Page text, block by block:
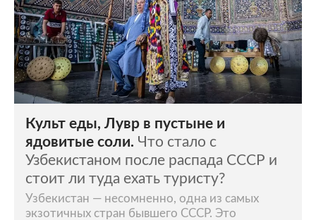
Культ еды, Лувр в пустыне и
ядовитые соли. Что стало с
Узбекистаном после распада СССР и
стоит ли туда ехать туристу?
Узбекистан — несомненно, одна из самых
экзотичных стран бывшего СССР. Это